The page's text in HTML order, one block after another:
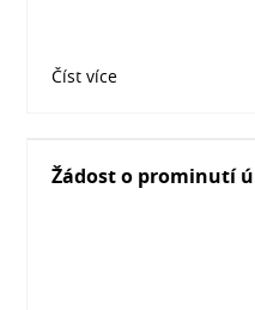
Číst více
Žádost o prominutí